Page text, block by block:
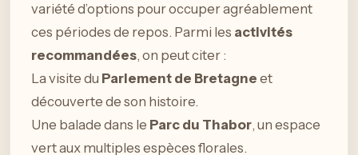
variété d’options pour occuper agréablement
ces périodes de repos. Parmi les activités
recommandées, on peut citer :
La visite du Parlement de Bretagne et
découverte de son histoire.
Une balade dans le Parc du Thabor, un espace
vert aux multiples espèces florales.